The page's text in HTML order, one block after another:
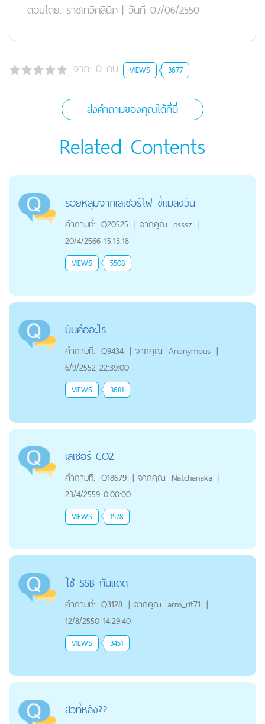
ตอบโดย: ราชเทวีคลินิก | วันที่ 07/06/2550
จาก: 0 คน VIEWS 3677
ส่งคำถามของคุณได้ที่นี่
Related Contents
รอยหลุมจากเลเซอร์ไฝ ขี้แมลงวัน
คำถามที่: Q20525 | จากคุณ nsssz |
20/4/2566 15:13:18
VIEWS 5508
มันคืออะไร
คำถามที่: Q9434 | จากคุณ Anonymous |
6/9/2552 22:39:00
VIEWS 3681
เลเซอร์ CO2
คำถามที่: Q18679 | จากคุณ Natchanaka |
23/4/2559 0:00:00
VIEWS 1578
ใช้ SSB กันแดด
คำถามที่: Q3128 | จากคุณ arm_rit71 |
12/8/2550 14:29:40
VIEWS 3451
สิวที่หลัง??